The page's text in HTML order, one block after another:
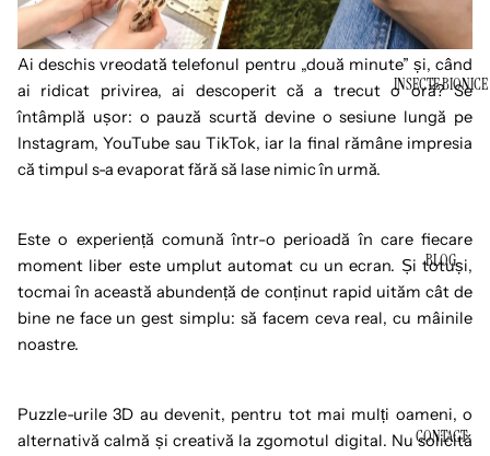
INSECTE BIONICE
BLOG
CONTACT
Ai deschis vreodată telefonul pentru „două minute” și, când
ai ridicat privirea, ai descoperit că a trecut o oră? Se
întâmplă ușor: o pauză scurtă devine o sesiune lungă pe
Instagram, YouTube sau TikTok, iar la final rămâne impresia
că timpul s-a evaporat fără să lase nimic în urmă.
Este o experiență comună într-o perioadă în care fiecare
moment liber este umplut automat cu un ecran. Și totuși,
tocmai în această abundență de conținut rapid uităm cât de
bine ne face un gest simplu: să facem ceva real, cu mâinile
noastre.
Puzzle-urile 3D au devenit, pentru tot mai mulți oameni, o
alternativă calmă și creativă la zgomotul digital. Nu solicită